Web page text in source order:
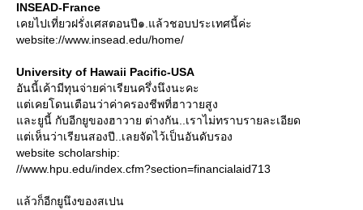
INSEAD-France
เคยไปเที่ยวฝรั่งเศสตอนปี๑.แล้วชอบประเทศนี้ค่ะ
website://www.insead.edu/home/
University of Hawaii Pacific-USA
อันนี้เค้ามีทุนจ่ายค่าเรียนครึ่งนึงนะคะ
ต่เคยโดนเตือนว่าค่าครองชีพที่ฮาวายสูง
ละยูนี้ กับอีกยูของฮาวาย ต่างกัน..เราไม่ทราบรายละเอียด
ต่เห็นว่าเรียนสองปี..เลยจัดไว้เป็นอันดับรอง
website scholarship:
//www.hpu.edu/index.cfm?section=financialaid713
ล้วก็อีกยูนึงของสเปน